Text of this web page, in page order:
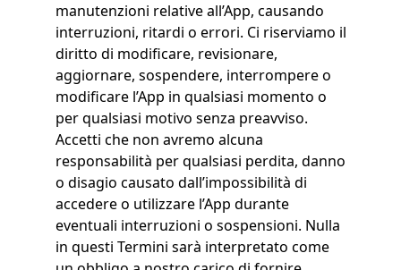
manutenzioni relative all’App, causando
interruzioni, ritardi o errori. Ci riserviamo il
diritto di modificare, revisionare,
aggiornare, sospendere, interrompere o
modificare l’App in qualsiasi momento o
per qualsiasi motivo senza preavviso.
Accetti che non avremo alcuna
responsabilità per qualsiasi perdita, danno
o disagio causato dall’impossibilità di
accedere o utilizzare l’App durante
eventuali interruzioni o sospensioni. Nulla
in questi Termini sarà interpretato come